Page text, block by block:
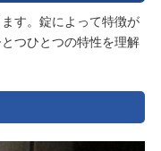
す。錠によって特徴が
つひとつの特性を理解